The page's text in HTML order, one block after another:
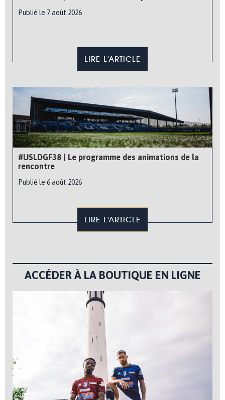
Publié le 7 août 2026
LIRE L'ARTICLE
#USLDGF38 | Le programme des animations de la
rencontre
Publié le 6 août 2026
LIRE L'ARTICLE
ACCÉDER À LA BOUTIQUE EN LIGNE